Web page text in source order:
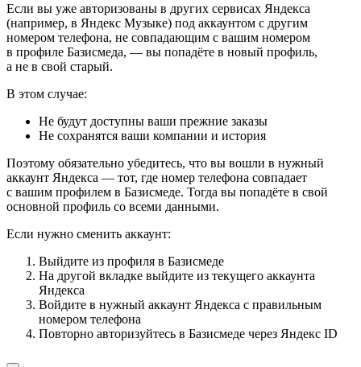
Если вы уже авторизованы в других сервисах Яндекса
(например, в Яндекс Музыке) под аккаунтом с другим
номером телефона, не совпадающим с вашим номером
в профиле Базисмеда, — вы попадёте в новый профиль,
а не в свой старый.
В этом случае:
Не будут доступны ваши прежние заказы
Не сохранятся ваши компании и история
Поэтому обязательно убедитесь, что вы вошли в нужный
аккаунт Яндекса — тот, где номер телефона совпадает
с вашим профилем в Базисмеде. Тогда вы попадёте в свой
основной профиль со всеми данными.
Если нужно сменить аккаунт:
Выйдите из профиля в Базисмеде
На другой вкладке выйдите из текущего аккаунта
Яндекса
Войдите в нужный аккаунт Яндекса с правильным
номером телефона
Повторно авторизуйтесь в Базисмеде через Яндекс ID